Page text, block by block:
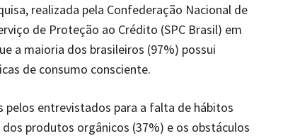
realizada pela Confederação Nacional de
de Proteção ao Crédito (SPC Brasil) em
a maioria dos brasileiros (97%) possui
de consumo consciente.
pelos entrevistados para a falta de hábitos
produtos orgânicos (37%) e os obstáculos